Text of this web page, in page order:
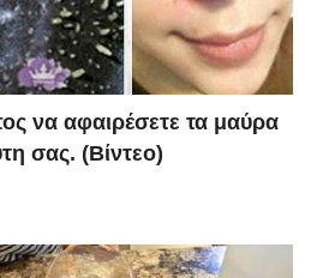
να αφαιρέσετε τα μαύρα
σας. (Βίντεο)